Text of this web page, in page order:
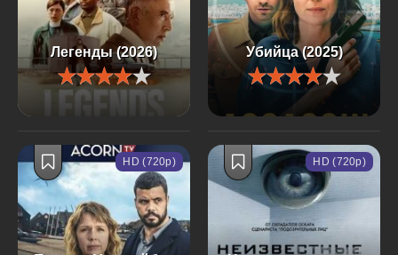
Легенды (2026) Убийца (2025)
HD (720p) HD (720p)